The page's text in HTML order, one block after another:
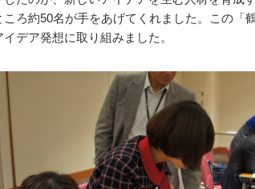
ころ約50名が手をあげてくれました。この「
イデア発想に取り組みました。